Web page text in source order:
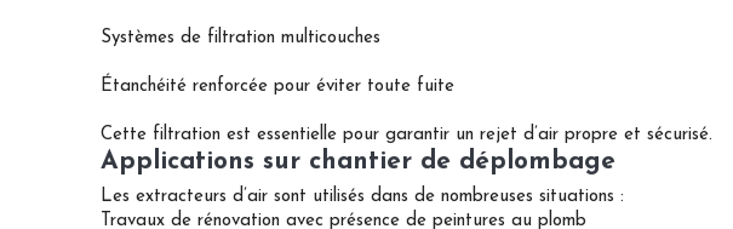
Systèmes de filtration multicouches
Étanchéité renforcée pour éviter toute fuite
Cette filtration est essentielle pour garantir un rejet d’air propre et sécurisé.
Applications sur chantier de déplombage
Les extracteurs d’air sont utilisés dans de nombreuses situations :
Travaux de rénovation avec présence de peintures au plomb